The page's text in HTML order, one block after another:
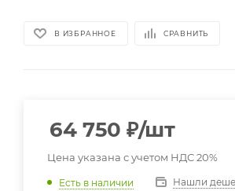
В ИЗБРАННОЕ СРАВНИТЬ
64 750 ₽/шт
Цена указана с учетом НДС 20%
Есть в наличии Нашли